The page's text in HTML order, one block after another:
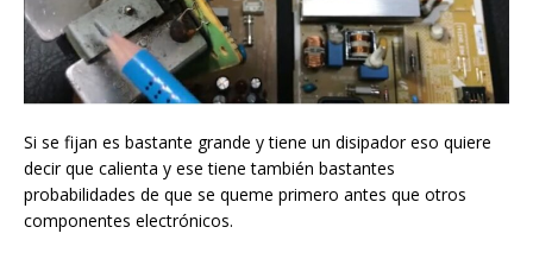
Si se fijan es bastante grande y tiene un disipador eso quiere
decir que calienta y ese tiene también bastantes
probabilidades de que se queme primero antes que otros
componentes electrónicos.